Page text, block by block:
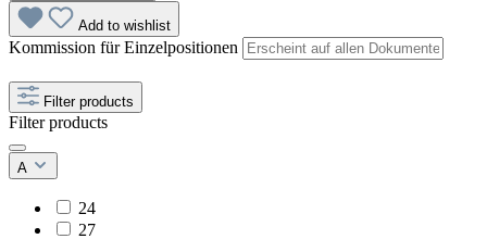
Add to wishlist
Kommission für Einzelpositionen
Filter products
Filter products
A
24
27